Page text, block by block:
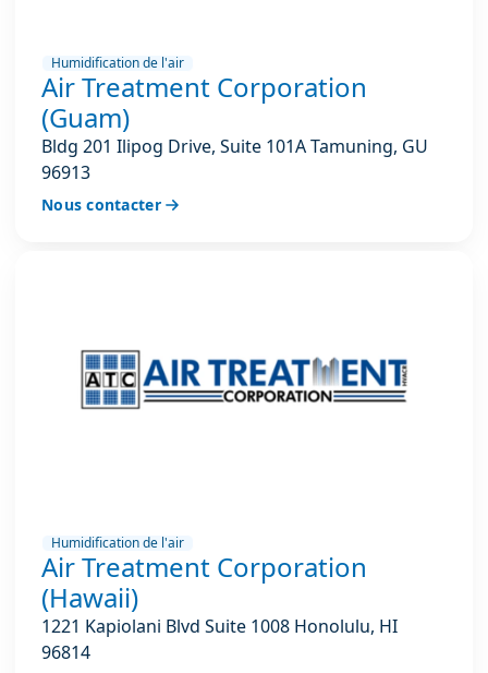
Humidification de l'air
Air Treatment Corporation
(Guam)
Bldg 201 Ilipog Drive, Suite 101A Tamuning, GU
96913
Nous contacter
Humidification de l'air
Air Treatment Corporation
(Hawaii)
1221 Kapiolani Blvd Suite 1008 Honolulu, HI
96814